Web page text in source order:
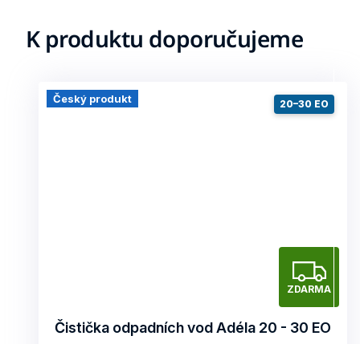
K produktu doporučujeme
Český produkt
Z
D
ZDARMA
20–30 EO
Čistička odpadních vod Adéla 20 - 30 EO